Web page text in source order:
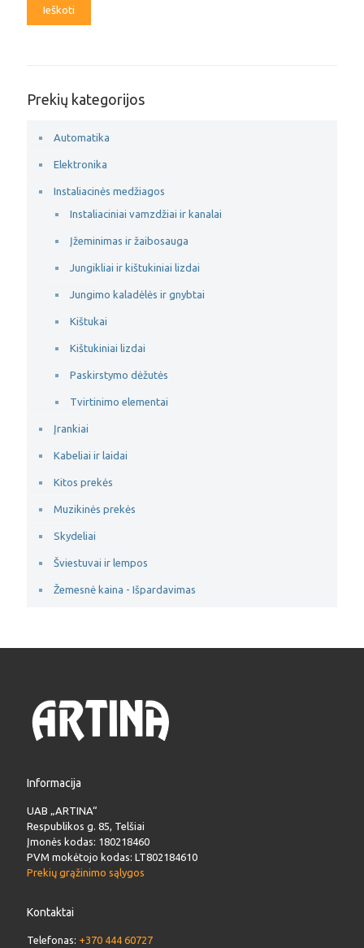
Ieškoti
Prekių kategorijos
Automatika
Elektronika
Instaliacinės medžiagos
Instaliaciniai vamzdžiai ir kanalai
Įžeminimas ir žaibosauga
Jungikliai ir kištukiniai lizdai
Jungimo kaladėlės ir gnybtai
Kištukai
Kištukiniai lizdai
Paskirstymo dėžutės
Tvirtinimo elementai
Įrankiai
Kabeliai ir laidai
Kitos prekės
Muzikinės prekės
Skydeliai
Šviestuvai ir lempos
Žemesnė kaina - Išpardavimas
Informacija
UAB „ARTINA“
Respublikos g. 85, Telšiai
Įmonės kodas: 180218460
PVM mokėtojo kodas: LT802184610
Prekių grąžinimo sąlygos
Kontaktai
Telefonas: +370 444 60727